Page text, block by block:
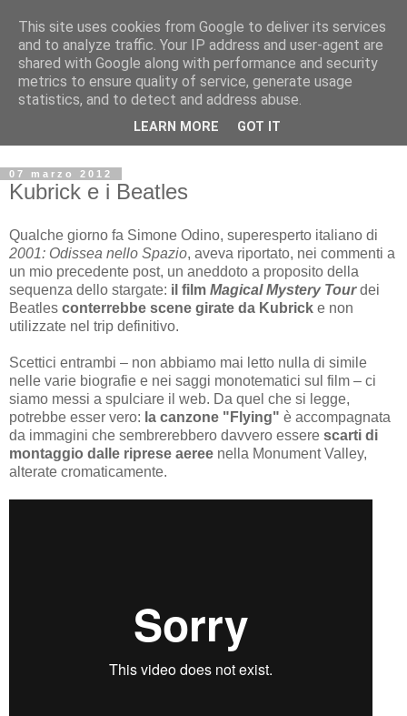
Archivio Kubrick: Blog
Commenti e notizie su Stanley Kubrick.
Segnalazione di eventi, nuovi libri in uscita, recensioni,
mostre e appuntamenti.
07 marzo 2012
Kubrick e i Beatles
Qualche giorno fa Simone Odino, superesperto italiano di
2001: Odissea nello Spazio, aveva riportato, nei commenti a
un mio precedente post, un aneddoto a proposito della
sequenza dello stargate: il film Magical Mystery Tourdei
Beatles conterrebbe scene girate da Kubrick e non
utilizzate nel trip definitivo.
Scettici entrambi – non abbiamo mai letto nulla di simile
nelle varie biografie e nei saggi monotematici sul film – ci
siamo messi a spulciare il web. Da quel che si legge,
potrebbe esser vero: la canzone "Flying" è accompagnata
da immagini che sembrerebbero davvero essere scarti di
montaggio dalle riprese aeree nella Monument Valley,
alterate cromaticamente.
This site uses cookies from Google to deliver its services
and to analyze traffic. Your IP address and user-agent are
shared with Google along with performance and security
metrics to ensure quality of service, generate usage
statistics, and to detect and address abuse.
LEARN MORE GOT IT